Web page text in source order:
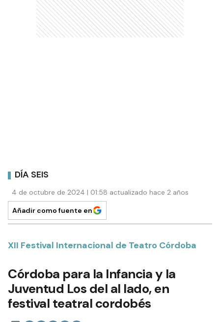
DÍA SEIS
4 de octubre de 2024 | 01:58 actualizado hace 2 años
Añadir como fuente en
XII Festival Internacional de Teatro Córdoba
Córdoba para la Infancia y la
Juventud Los del al lado, en
festival teatral cordobés